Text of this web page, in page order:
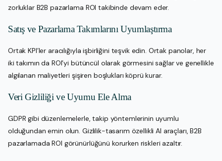
zorluklar B2B pazarlama ROI takibinde devam eder.
Satış ve Pazarlama Takımlarını Uyumlaştırma
Ortak KPI’ler aracılığıyla işbirliğini teşvik edin. Ortak panolar, her
iki takımın da ROI’yi bütüncül olarak görmesini sağlar ve genellikle
algılanan maliyetleri şişiren boşlukları köprü kurar.
Veri Gizliliği ve Uyumu Ele Alma
GDPR gibi düzenlemelerle, takip yöntemlerinin uyumlu
olduğundan emin olun. Gizlilik-tasarım özellikli AI araçları, B2B
pazarlamada ROI görünürlüğünü korurken riskleri azaltır.